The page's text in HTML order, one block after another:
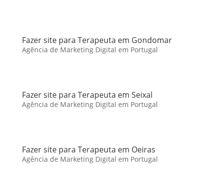
Fazer site para Terapeuta em Gondomar
Agência de Marketing Digital em Portugal
Fazer site para Terapeuta em Seixal
Agência de Marketing Digital em Portugal
Fazer site para Terapeuta em Oeiras
Agência de Marketing Digital em Portugal